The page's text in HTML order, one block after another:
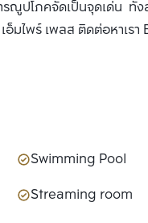
ณูปโภคจัดเป็นจุดเด่น ทั้
มไพร์ เพลส ติดต่อหาเ
Swimming Pool
Streaming room